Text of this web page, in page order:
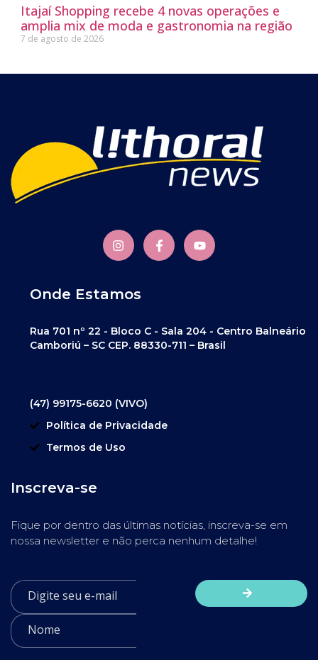
Itajaí Shopping recebe 4 novas operações e
amplia mix de moda e gastronomia na região
7 de agosto de 2026
Onde Estamos
Rua 701 nº 22 - Bloco C - Sala 204 - Centro Balneário
Camboriú – SC CEP. 88330-711 – Brasil
(47) 99175-6620 (VIVO)
Política de Privacidade
Termos de Uso
Inscreva-se
Fique por dentro das últimas notícias, inscreva-se em
nossa newsletter e não perca nenhum detalhe!